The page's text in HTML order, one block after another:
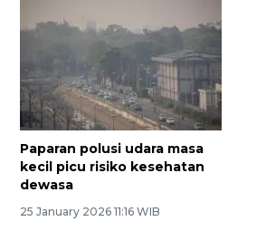
Paparan polusi udara masa
kecil picu risiko kesehatan
dewasa
25 January 2026 11:16 WIB